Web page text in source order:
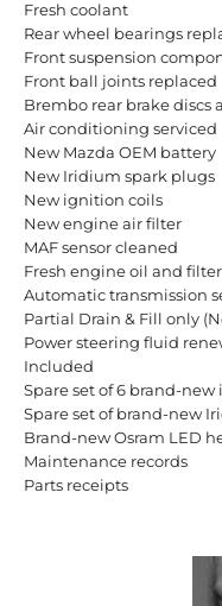
Fresh coolant
Rear wheel bearings
Front suspension
Front ball joints replaced
Brembo rear brake discs
Air conditioning serviced
New Mazda OEM battery
New Iridium spark plugs
New ignition coils
New engine air filter
MAF sensor cleaned
Fresh engine oil and filter
Automatic transmission
Partial Drain & Fill only
Power steering fluid
Included
Spare set of 6 brand-
Spare set of brand-new
Brand-new Osram LED
Maintenance records
Parts receipts